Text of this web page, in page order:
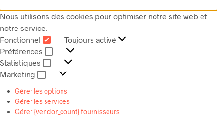
Nous utilisons des cookies pour optimiser notre site web et
notre service.
Fonctionnel
FONCTIONNEL
Toujours activé
Préférences
PRÉFÉRENCES
Statistiques
STATISTIQUES
Marketing
Gérer les options
Gérer les services
Gérer {vendor_count} fournisseurs